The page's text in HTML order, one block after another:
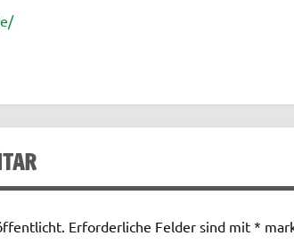
Erforderliche Felder sind mit *